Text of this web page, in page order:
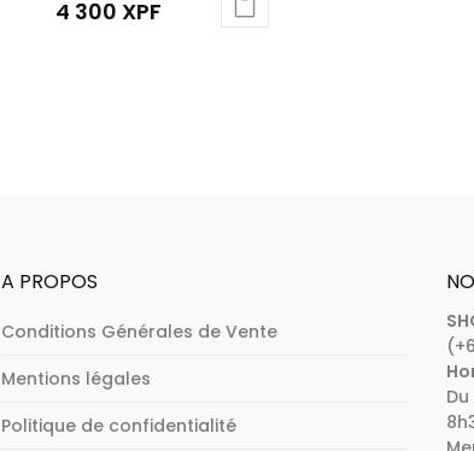
4 300 XPF
A PROPOS
Conditions Générales de Vente
Mentions légales
Politique de confidentialité